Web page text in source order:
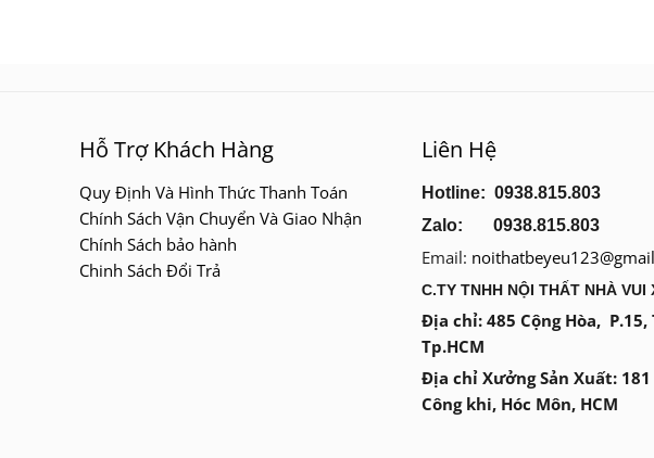
Hỗ Trợ Khách Hàng
Quy Định Và Hình Thức Thanh Toán
Chính Sách Vận Chuyển Và Giao Nhận
Chính Sách bảo hành
Chinh Sách Đổi Trả
Liên Hệ
Hotline: 0938.815.803
Zalo: 0938.815.803
Email:
C.TY TNHH NỘI THẤT NHÀ VUI
Địa chỉ: 485 Cộng Hòa, P.15,
Tp.HCM
Địa chỉ Xưởng Sản Xuất:
Công khi, Hóc Môn, HCM